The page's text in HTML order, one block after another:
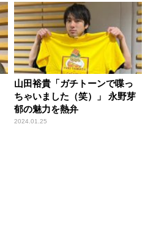
山田裕貴「ガチトーンで喋っ
ちゃいました（笑）」 永野芽
郁の魅力を熱弁
2024.01.25